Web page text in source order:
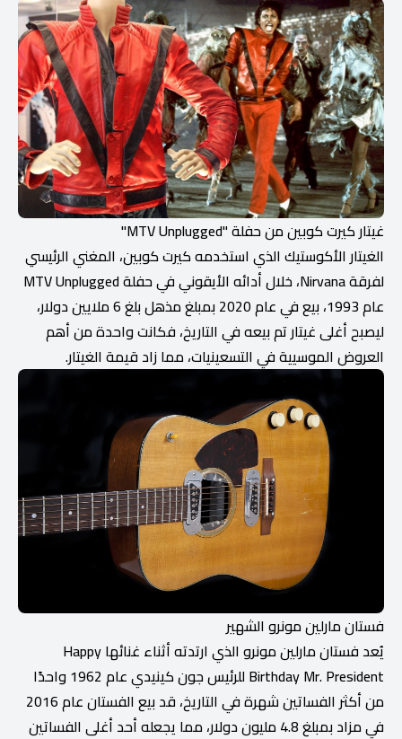
غيتار كيرت كوبين من حفلة "MTV Unplugged"
الغيتار الأكوستيك الذي استخدمه كيرت كوبين، المغني الرئيسي
لفرقة Nirvana، خلال أدائه الأيقوني في حفلة MTV Unplugged
عام 1993، بيع في عام 2020 بمبلغ مذهل بلغ 6 ملايين دولار،
ليصبح أغلى غيتار تم بيعه في التاريخ، فكانت واحدة من أهم
العروض الموسيية في التسعينيات، مما زاد قيمة الغيتار.
فستان مارلين مونرو الشهير
يُعد فستان مارلين مونرو الذي ارتدته أثناء غنائها Happy
Birthday Mr. President للرئيس جون كينيدي عام 1962 واحدًا
من أكثر الفساتين شهرة في التاريخ، قد بيع الفستان عام 2016
في مزاد بمبلغ 4.8 مليون دولار، مما يجعله أحد أغلى الفساتين